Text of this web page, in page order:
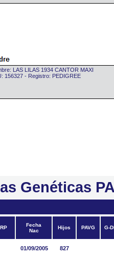
LAS LILAS 1934 CANTOR MAXI
156327 - Registro: PEDIGREE
Genéticas
RP
Fecha
Nac
Hijos PAVG G-
01/09/2005 827